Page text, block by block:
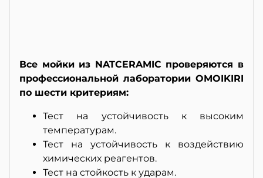
Все мойки из NATCERAMIC проверяются в
профессиональной лаборатории OMOIKIRI
по шести критериям:
Тест на устойчивость к высоким
температурам.
Тест на устойчивость к воздействию
химических реагентов.
Тест на стойкость к ударам.